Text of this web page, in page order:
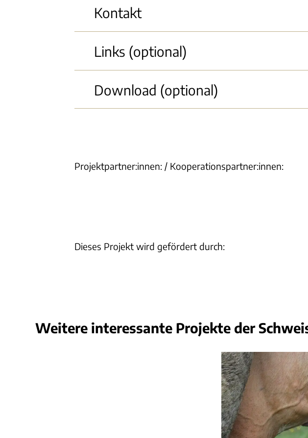
Kontakt
Links (optional)
Download (optional)
Projektpartner:innen: / Kooperationspartner:innen:
Dieses Projekt wird gefördert durch:
Weitere interessante Projekte der